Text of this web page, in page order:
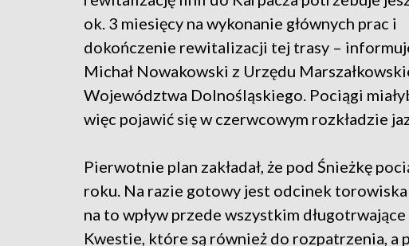
ok. 3 miesięcy na wykonanie głównych prac i
dokończenie rewitalizacji tej trasy –
Michał Nowakowski z Urzędu
Województwa Dolnośląskiego. Pociągi
więc pojawić się w czerwcowym rozkładzie
Pierwotnie plan zakładał, że pod Śnieżkę
roku. Na razie gotowy jest odcinek
na to wpływ przede wszystkim
Kwestie, które są również do rozpatrzenia, a